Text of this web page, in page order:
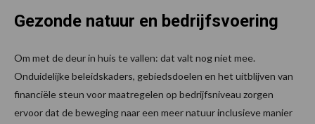
Gezonde natuur en bedrijfsvoering
Om met de deur in huis te vallen: dat valt nog niet mee.
Onduidelijke beleidskaders, gebiedsdoelen en het uitblijven van
financiële steun voor maatregelen op bedrijfsniveau zorgen
ervoor dat de beweging naar een meer natuur inclusieve manier